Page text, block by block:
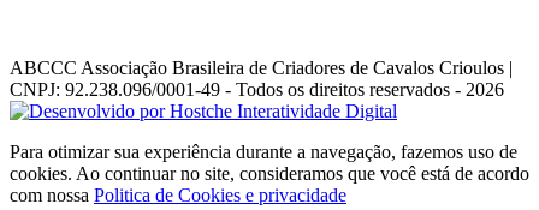
ABCCC Associação Brasileira de Criadores de Cavalos Crioulos |
CNPJ: 92.238.096/0001-49 - Todos os direitos reservados - 2026
Para otimizar sua experiência durante a navegação, fazemos uso de
cookies. Ao continuar no site, consideramos que você está de acordo
com nossa Politica de Cookies e privacidade